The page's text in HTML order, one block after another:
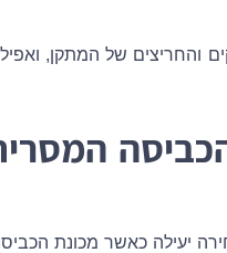
של המתקן,
יעילה כאשר מכונת